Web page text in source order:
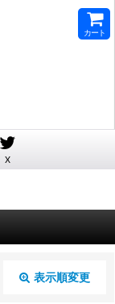
カート
X
表示順変更